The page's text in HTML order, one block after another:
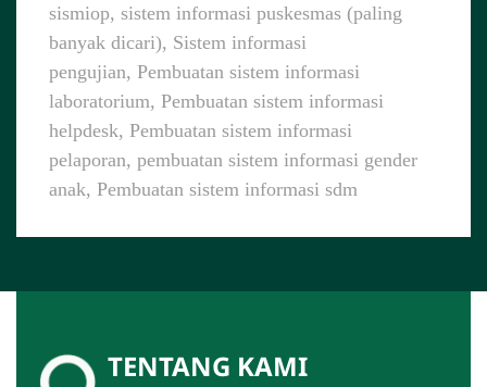
sismiop, sistem informasi puskesmas (paling
banyak dicari), Sistem informasi
pengujian, Pembuatan sistem informasi
laboratorium, Pembuatan sistem informasi
helpdesk, Pembuatan sistem informasi
pelaporan, pembuatan sistem informasi gender
anak, Pembuatan sistem informasi sdm
TENTANG KAMI